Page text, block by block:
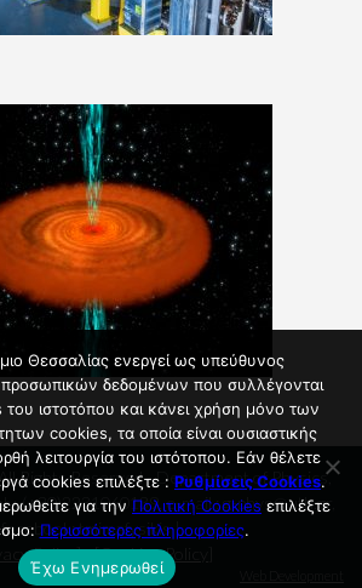
Rights Reserved - Department of Physics,
(+30)2231060139, e-mail : g-phys@uth.gr,
facebook: tmimafysikis |
Policy] - [Cookies Policy
Θεσσαλίας ενεργεί ως υπεύθυνος
δεδομένων που συλλέγονται
ιστοτόπου και κάνει χρήση μόνο των
cookies, τα οποία είναι ουσιαστικής
λειτουργία του ιστότοπου. Εάν θέλετε
cookies επιλέξτε : Ρυθμίσεις Cookies.
για την Πολιτική Cookies επιλέξτε
Περισσότερες πληροφορίες.
Έχω Ενημερωθεί